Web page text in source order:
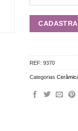
REF:9370
Categorias